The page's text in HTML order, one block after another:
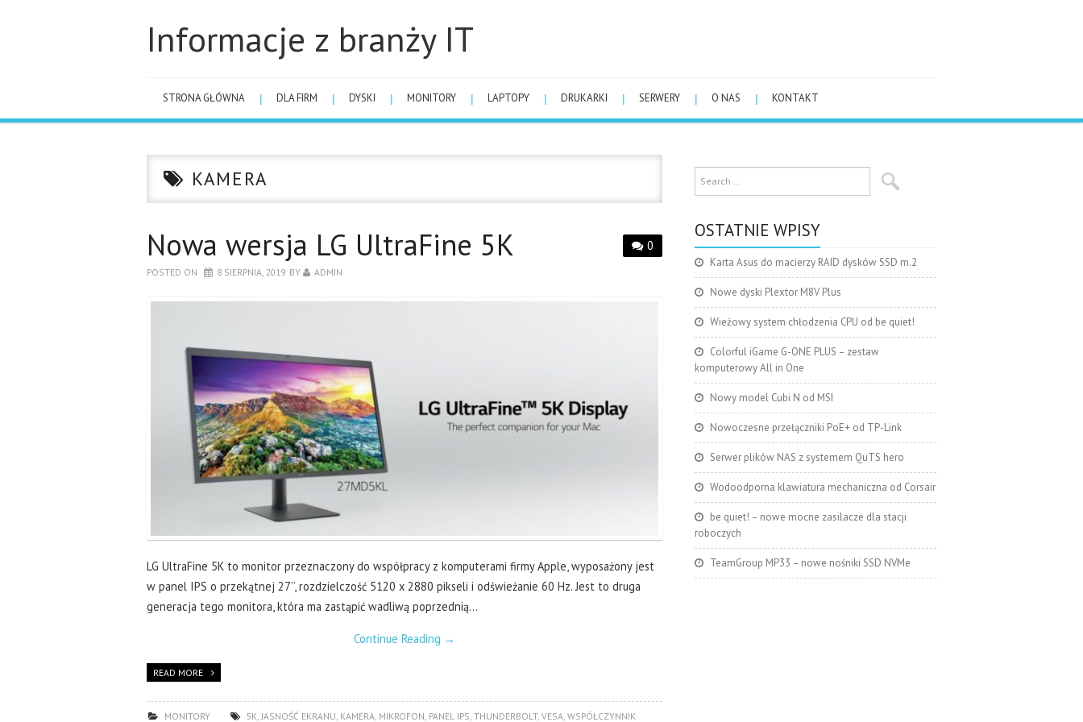
Informacje z branży IT
STRONA GŁÓWNA DLA FIRM DYSKI MONITORY LAPTOPY DRUKARKI SERWERY O NAS KONTAKT
KAMERA
0
Nowa wersja LG UltraFine 5K
POSTED ON 8 SIERPNIA, 2019 BY ADMIN
LG UltraFine 5K to monitor przeznaczony do współpracy z komputerami firmy Apple, wyposażony jest
w panel IPS o przekątnej 27’’, rozdzielczość 5120 x 2880 pikseli i odświeżanie 60 Hz. Jest to druga
generacja tego monitora, która ma zastąpić wadliwą poprzednią…
Continue Reading →
READ MORE
MONITORY 5K JASNOŚĆ EKRANU KAMERA MIKROFON PANEL IPS THUNDERBOLT, VESA WSPÓŁCZYNNIK
OSTATNIE WPISY
Karta Asus do macierzy RAID dysków SSD m.2
Nowe dyski Plextor M8V Plus
Wieżowy system chłodzenia CPU od be quiet!
Colorful iGame G-ONE PLUS – zestaw
komputerowy All in One
Nowy model Cubi N od MSI
Nowoczesne przełączniki PoE+ od TP-Link
Serwer plików NAS z systemem QuTS hero
Wodoodporna klawiatura mechaniczna od Corsair
be quiet! – nowe mocne zasilacze dla stacji
roboczych
TeamGroup MP33 – nowe nośniki SSD NVMe